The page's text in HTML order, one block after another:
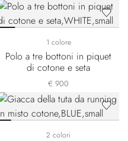
1 colore
Polo a tre bottoni in piquet
di cotone e seta
€ 900
2 colori